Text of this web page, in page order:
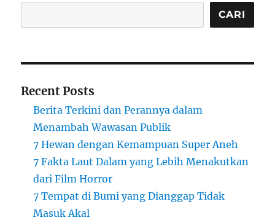
CARI
Recent Posts
Berita Terkini dan Perannya dalam
Menambah Wawasan Publik
7 Hewan dengan Kemampuan Super Aneh
7 Fakta Laut Dalam yang Lebih Menakutkan
dari Film Horror
7 Tempat di Bumi yang Dianggap Tidak
Masuk Akal